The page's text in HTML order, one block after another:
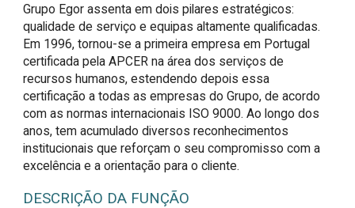
Grupo Egor assenta em dois pilares estratégicos:
qualidade de serviço e equipas altamente qualificadas.
Em 1996, tornou-se a primeira empresa em Portugal
certificada pela APCER na área dos serviços de
recursos humanos, estendendo depois essa
certificação a todas as empresas do Grupo, de acordo
com as normas internacionais ISO 9000. Ao longo dos
anos, tem acumulado diversos reconhecimentos
institucionais que reforçam o seu compromisso com a
excelência e a orientação para o cliente.
DESCRIÇÃO DA FUNÇÃO